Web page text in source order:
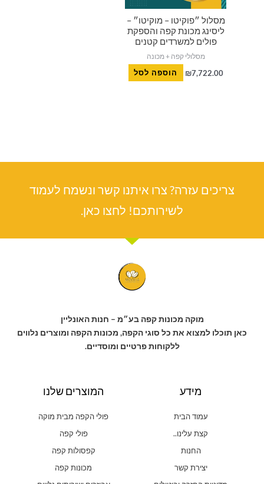
מסלול ״פוקיטו – מוקיטו״ –
ליסינג מכונת קפה והספקת
פולים למשרדים קטנים
מסלולי קפה + מכונה
₪7,722.00 הוספה לסל
צריכים עזרה? צרו איתנו קשר ונשמח לעמוד
לשירותכם! לחצו כאן.
מוקה מכונות קפה בע״מ – חנות האונליין
כאן תוכלו למצוא את כל סוגי הקפה, מכונות הקפה ומוצרים נלווים
ללקוחות פרטיים ומוסדיים.
מידע
עמוד הבית
קצת עלינו..
החנות
יצירת קשר
המוצרים שלנו
פולי הקפה מבית מוקה
פולי קפה
קפסולות קפה
מכונות קפה